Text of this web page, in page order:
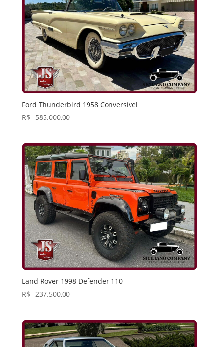
Ford Thunderbird 1958 Conversível
R$
585.000,00
Land Rover 1998 Defender 110
R$ 237.500,00